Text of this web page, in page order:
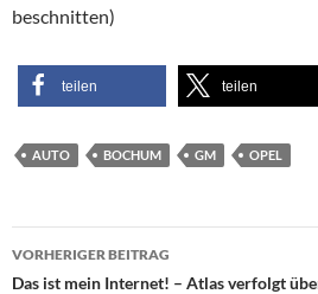
beschnitten)
teilen teilen
AUTO BOCHUM GM OPEL
Beitragsnavigation
VORHERIGER BEITRAG
Das ist mein Internet! – Atlas verfolgt